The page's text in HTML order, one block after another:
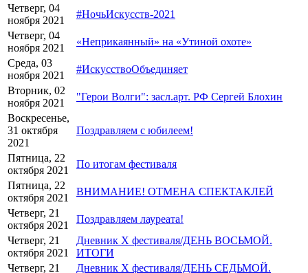
Четверг, 04
ноября 2021
#НочьИскусств-2021
Четверг, 04
ноября 2021
«Неприкаянный» на «Утиной охоте»
Среда, 03
ноября 2021
#ИскусствоОбъединяет
Вторник, 02
ноября 2021
"Герои Волги": засл.арт. РФ Сергей Блохин
Воскресенье,
31 октября
2021
Поздравляем с юбилеем!
Пятница, 22
октября 2021
По итогам фестиваля
Пятница, 22
октября 2021
ВНИМАНИЕ! ОТМЕНА СПЕКТАКЛЕЙ
Четверг, 21
октября 2021
Поздравляем лауреата!
Четверг, 21
октября 2021
Дневник X фестиваля/ДЕНЬ ВОСЬМОЙ.
ИТОГИ
Четверг, 21
Дневник X фестиваля/ДЕНЬ СЕДЬМОЙ.